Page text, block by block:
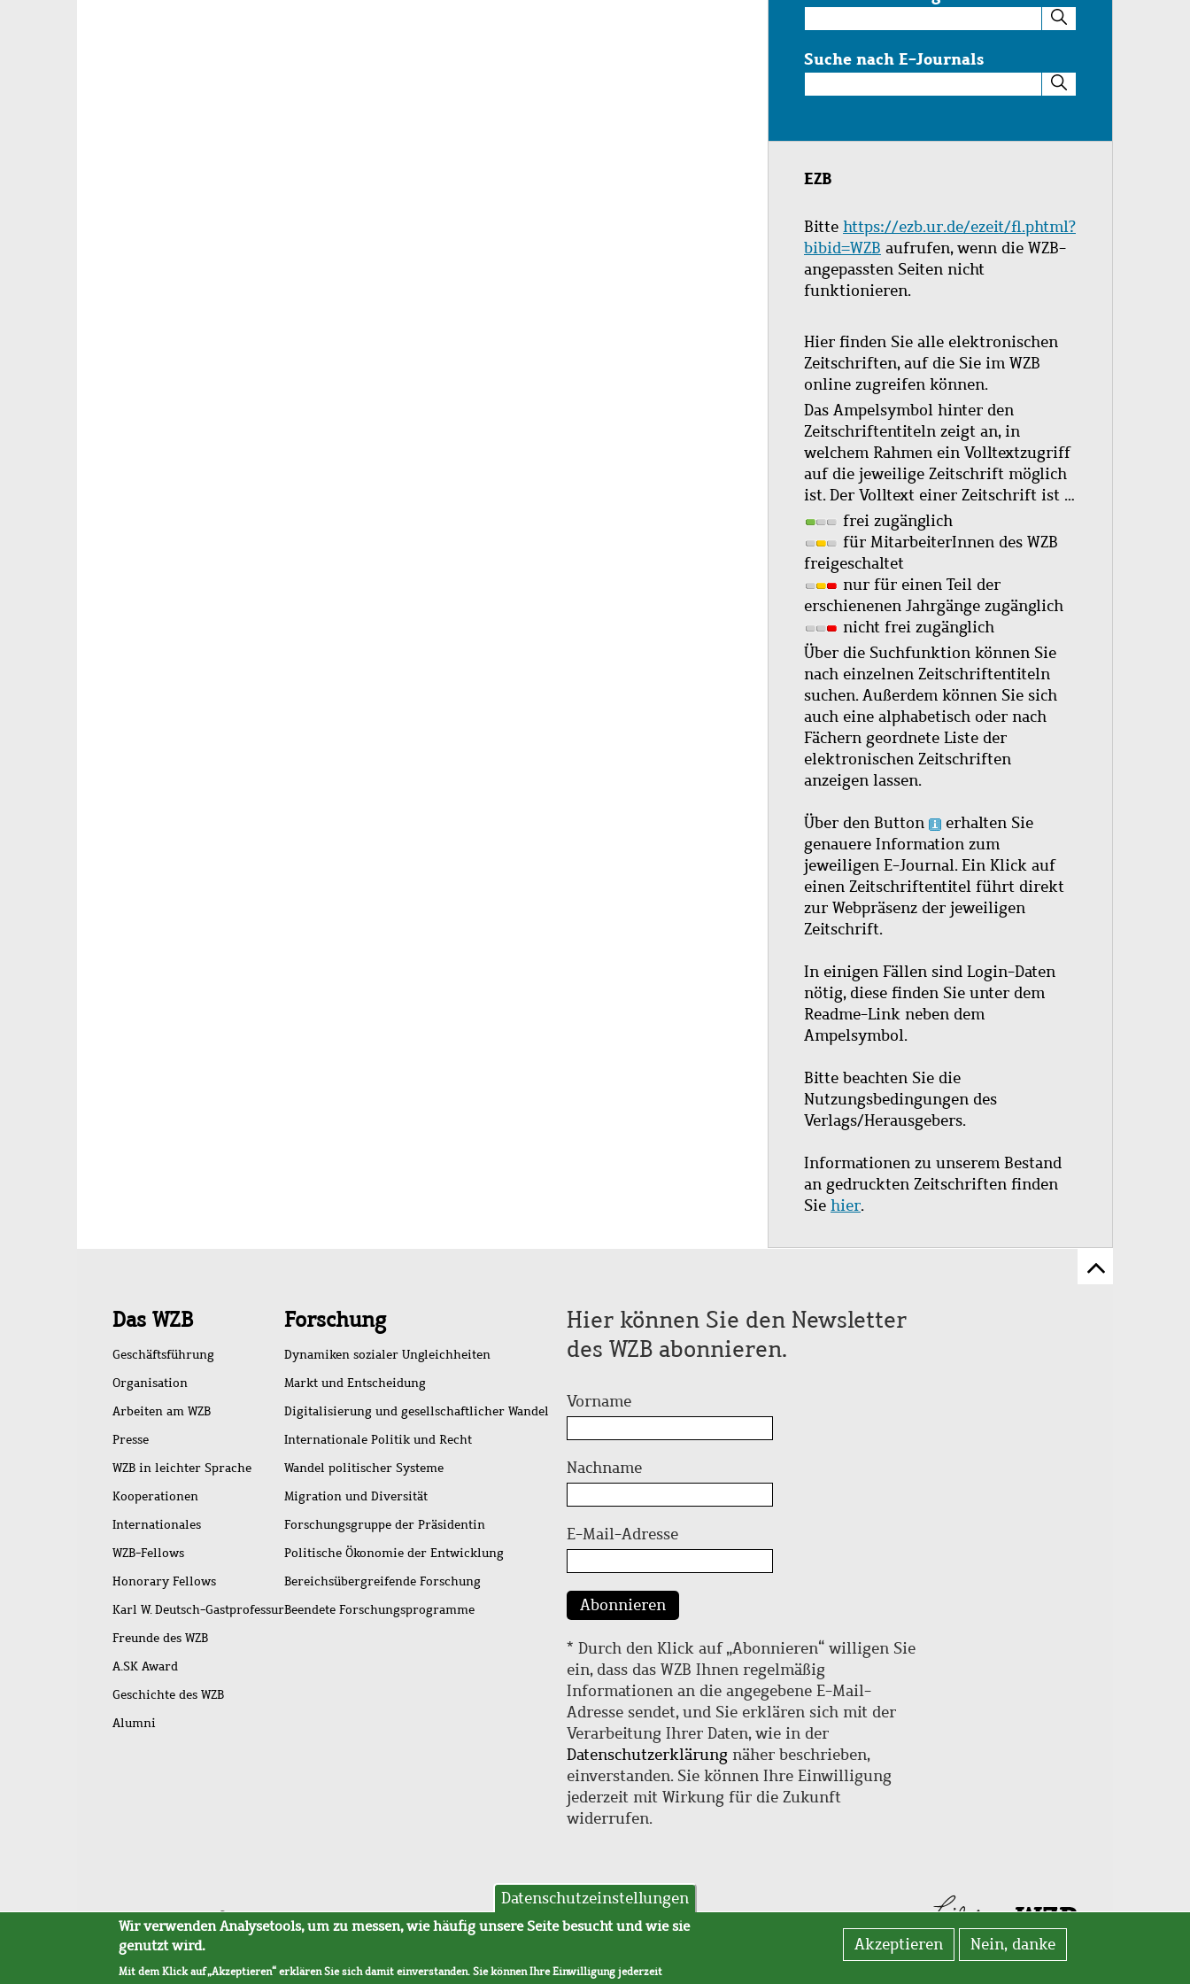
im
Katalog
Suche nach E-Journals
nach
Journals
EZB
Bitte https://ezb.ur.de/ezeit/fl.phtml?
bibid=WZB aufrufen, wenn die WZB-
angepassten Seiten nicht
funktionieren.
Hier finden Sie alle elektronischen
Zeitschriften, auf die Sie im WZB
online zugreifen können.
Das Ampelsymbol hinter den
Zeitschriftentiteln zeigt an, in
welchem Rahmen ein Volltextzugriff
auf die jeweilige Zeitschrift möglich
ist. Der Volltext einer Zeitschrift ist …
frei zugänglich
für MitarbeiterInnen des WZB
freigeschaltet
nur für einen Teil der
erschienenen Jahrgänge zugänglich
nicht frei zugänglich
Über die Suchfunktion können Sie
nach einzelnen Zeitschriftentiteln
suchen. Außerdem können Sie sich
auch eine alphabetisch oder nach
Fächern geordnete Liste der
elektronischen Zeitschriften
anzeigen lassen.
Über den Button
erhalten Sie
genauere Information zum
jeweiligen E-Journal. Ein Klick auf
einen Zeitschriftentitel führt direkt
zur Webpräsenz der jeweiligen
Zeitschrift.
In einigen Fällen sind Login-Daten
nötig, diese finden Sie unter dem
Readme-Link neben dem
Ampelsymbol.
Bitte beachten Sie die
Nutzungsbedingungen des
Verlags/Herausgebers.
Informationen zu unserem Bestand
an gedruckten Zeitschriften finden
Sie hier.
Zum
Schnellzugriff
Das WZB
Geschäftsführung
Organisation
Arbeiten am WZB
Presse
WZB in leichter Sprache
Kooperationen
Internationales
WZB-Fellows
Honorary Fellows
Karl W. Deutsch-Gastprofessur
Freunde des WZB
A.SK Award
Geschichte des WZB
Alumni
Forschung
Dynamiken sozialer Ungleichheiten
Markt und Entscheidung
Digitalisierung und gesellschaftlicher Wandel
Internationale Politik und Recht
Wandel politischer Systeme
Migration und Diversität
Forschungsgruppe der Präsidentin
Politische Ökonomie der Entwicklung
Bereichsübergreifende Forschung
Beendete Forschungsprogramme
Hier können Sie den Newsletter
des WZB abonnieren.
Vorname
Nachname
E-Mail-Adresse
Abonnieren
* Durch den Klick auf „Abonnieren“ willigen Sie
ein, dass das WZB Ihnen regelmäßig
Informationen an die angegebene E-Mail-
Adresse sendet, und Sie erklären sich mit der
Verarbeitung Ihrer Daten, wie in der
Datenschutzerklärung näher beschrieben,
einverstanden. Sie können Ihre Einwilligung
jederzeit mit Wirkung für die Zukunft
widerrufen.
Fußleistenmenü
SitemapBarrierefreiheitImpressumDatenschutzAVB
Datenschutzeinstellungen
Wir verwenden Analysetools, um zu messen, wie häufig unsere Seite besucht und wie sie
genutzt wird.
Mit dem Klick auf „Akzeptieren“ erklären Sie sich damit einverstanden. Sie können Ihre Einwilligung jederzeit
Akzeptieren Nein, danke